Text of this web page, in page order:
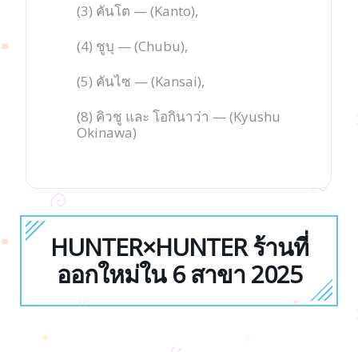
(3) คันโต — (Kanto),
(4) ชูบุ — (Chubu),
(5) คันไซ — (Kansai),
(8) คิวชู และ โอกินาว่า — (Kyushu
Okinawa)
HUNTER×HUNTER ร้านที่
ออกใหม่ใน 6 สาขา 2025